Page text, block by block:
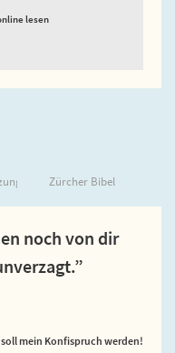
lesen
Zürcher Bibel
noch von dir
soll mein Konfispruch werden!